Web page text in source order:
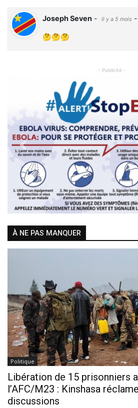
Joseph Seven - Il y a 5 mois -
🤔🤔🤔
- Publicité -
Previous
À NE PAS MANQUER
Politique
Libération de 15 prisonniers
l’AFC/M23 : Kinshasa
discussions